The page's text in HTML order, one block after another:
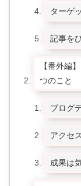
ターゲ
記事を
【番外編
つのこと
ブログ
アクセ
成果は